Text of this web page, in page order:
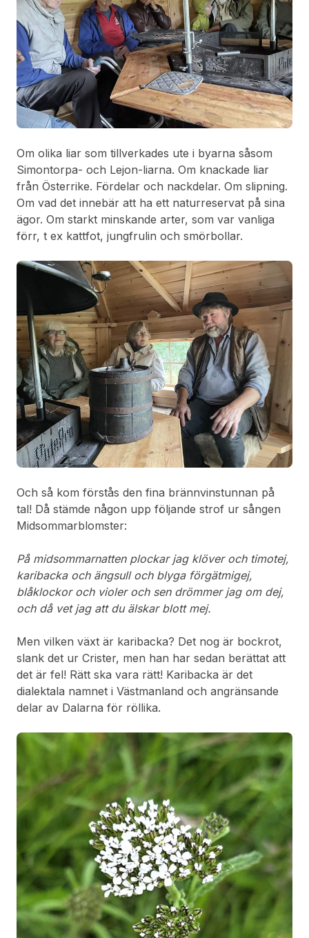
Om olika liar som tillverkades ute i byarna såsom
Simontorpa- och Lejon-liarna. Om knackade liar
från Österrike. Fördelar och nackdelar. Om slipning.
Om vad det innebär att ha ett naturreservat på sina
ägor. Om starkt minskande arter, som var vanliga
förr, t ex kattfot, jungfrulin och smörbollar.
Och så kom förstås den fina brännvinstunnan på
tal! Då stämde någon upp följande strof ur sången
Midsommarblomster:
På midsommarnatten plockar jag klöver och timotej,
karibacka och ängsull och blyga förgätmigej,
blåklockor och violer och sen drömmer jag om dej,
och då vet jag att du älskar blott mej.
Men vilken växt är karibacka? Det nog är bockrot,
slank det ur Crister, men han har sedan berättat att
det är fel! Rätt ska vara rätt! Karibacka är det
dialektala namnet i Västmanland och angränsande
delar av Dalarna för röllika.